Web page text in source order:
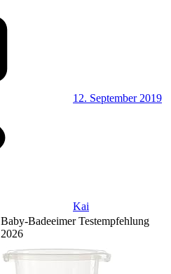
12. September 2019
Kai
Baby-Badeeimer Testempfehlung
2026